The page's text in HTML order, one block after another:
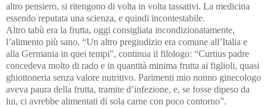
altro pensiero, si ritengono di volta in volta tassativi. La medicina
essendo reputata una scienza, e quindi incontestabile.
Altro tabù era la frutta, oggi consigliata incondizionatamente,
l’alimento più sano. “Un altro pregiudizio era comune all’Italia e
alla Germania in quei tempi”, continua il filologo: “Curtius padre
concedeva molto di rado e in quantità minima frutta ai figlioli, quasi
ghiottoneria senza valore nutritivo. Parimenti mio nonno ginecologo
aveva paura della frutta, tramite d’infezione, e, se fosse dipeso da
lui, ci avrebbe alimentati di sola carne con poco contorno”.